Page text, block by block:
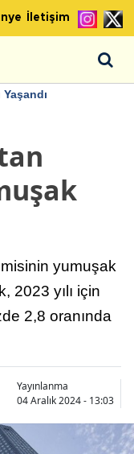
İletişim
yumuşak
2023 yılı için
2,8 oranında
Yayınlanma
04 Aralık 2024 - 13:03